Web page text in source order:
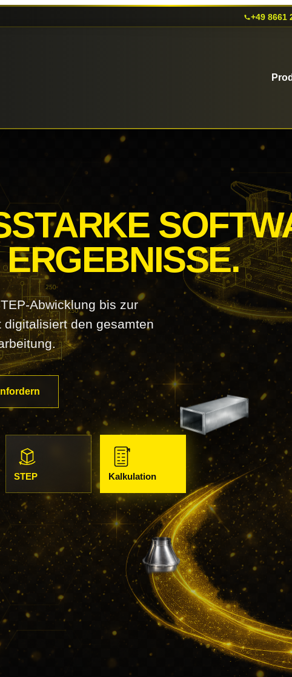
+49 8661
ERGEBNISSE.
Abwicklung bis zur
den gesamten
STEP Kalkulation